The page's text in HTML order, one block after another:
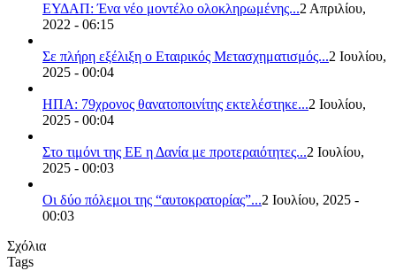
ΕΥΔΑΠ: Ένα νέο μοντέλο ολοκληρωμένης...2 Απριλίου,
2022 - 06:15
Σε πλήρη εξέλιξη ο Εταιρικός Μετασχηματισμός...2 Ιουλίου,
2025 - 00:04
ΗΠΑ: 79χρονος θανατοποινίτης εκτελέστηκε...2 Ιουλίου,
2025 - 00:04
Στο τιμόνι της ΕΕ η Δανία με προτεραιότητες...2 Ιουλίου,
2025 - 00:03
Οι δύο πόλεμοι της “αυτοκρατορίας”...2 Ιουλίου, 2025 -
00:03
Σχόλια
Tags